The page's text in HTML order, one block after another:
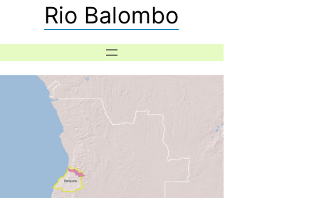
Rio Balombo